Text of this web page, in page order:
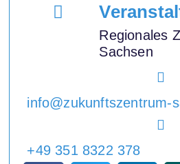
Regionales
Sachsen
info@zukunftszentrum-
+49 351 8322 378